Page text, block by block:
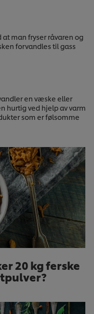
man fryser råvaren og
forvandles til gass
en væske eller
hurtig ved hjelp av varm
som er følsomme
20 kg ferske